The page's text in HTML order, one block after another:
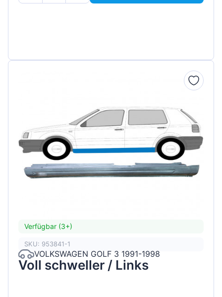
Verfügbar (3+)
SKU: 953841-1
VOLKSWAGEN GOLF 3 1991-1998
Voll schweller / Links